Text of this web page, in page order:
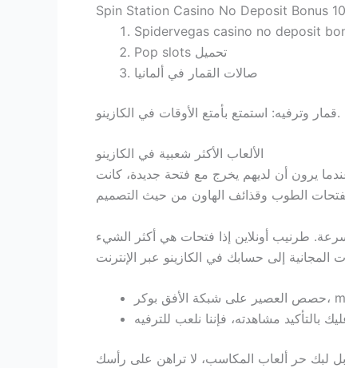
Spin Station Casino No Deposit Bonus
Spidervegas casino no deposit
Pop slots تحميل
صالات القمار في ألمانيا
قمار وترفيه: استمتع بأمتع الأوقات في الكازينو.
الألعاب الأكثر شعبية في الكازينو
يرون أن لديهم يخرج مع فتحة جديدة، كانت
طرنيب أونلاين إذا فتحات هي أكثر الشيء
لبك حر ألعاب المكاسب، لا تراهن على رأسك